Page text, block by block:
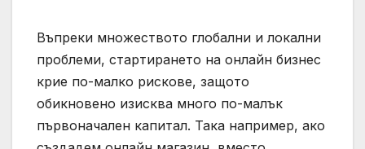
Въпреки множеството глобални и локални
проблеми, стартирането на онлайн бизнес
крие по-малко рискове, защото
обикновено изисква много по-малък
първоначален капитал. Така например, ако